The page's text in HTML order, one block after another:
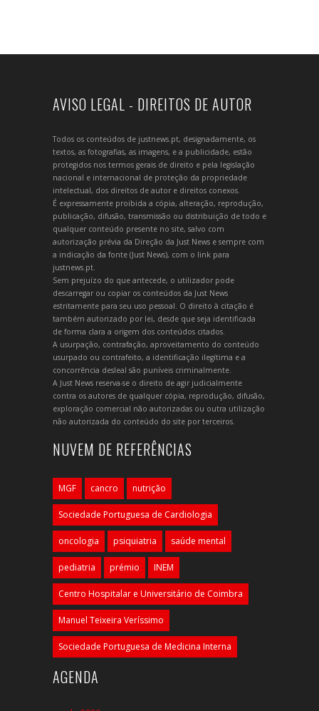
AVISO LEGAL - DIREITOS DE AUTOR
Todos os conteúdos de justnews.pt, designadamente, os
textos, as fotografias, as imagens, e a publicidade, estão
protegidos nos termos gerais de direito e pela legislação
nacional e internacional de proteção da propriedade
intelectual, dos direitos de autor e direitos conexos.
É expressamente proibida a cópia, alteração, reprodução,
publicação, difusão, transmissão ou distribuição de todo e
qualquer conteúdo presente no site, salvo com
autorização prévia da Direção da Just News e sempre com
a indicação da fonte (Just News), com o link para
justnews.pt.
Sem prejuízo do que antecede, o utilizador pode
descarregar ou copiar os conteúdos da Just News
estritamente para seu uso pessoal. O direito à citação é
também autorizado por lei, desde que seja identificada
de forma clara a origem dos conteúdos citados.
A usurpação, contrafação, aproveitamento do conteúdo
usurpado ou contrafeito, a identificação ilegítima e a
concorrência desleal são puníveis criminalmente.
A Just News reserva-se o direito de agir judicialmente
contra os autores de qualquer cópia, reprodução, difusão,
exploração comercial não autorizadas ou outra utilização
não autorizada do conteúdo do site por terceiros.
NUVEM DE REFERÊNCIAS
MGF cancro nutrição
Sociedade Portuguesa de Cardiologia
oncologia psiquiatria saúde mental
pediatria prémio INEM
Centro Hospitalar e Universitário de Coimbra
Manuel Teixeira Veríssimo
Sociedade Portuguesa de Medicina Interna
AGENDA